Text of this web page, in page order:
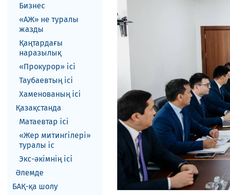
Бизнес
«АЖ» не туралы
жазды
Қаңтардағы
наразылық
«Прокурор» ісі
Таубаевтың ісі
Хаменованың ісі
Қазақстанда
Матаевтар ici
«Жер митингілері»
туралы іс
Экс-әкiмнiң iсi
Әлемде
БАҚ-қа шолу